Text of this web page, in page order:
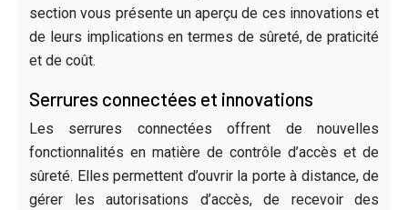
section vous présente un aperçu de ces innovations et
de leurs implications en termes de sûreté, de praticité
et de coût.
Serrures connectées et innovations
Les serrures connectées offrent de nouvelles
fonctionnalités en matière de contrôle d’accès et de
sûreté. Elles permettent d’ouvrir la porte à distance, de
gérer les autorisations d’accès, de recevoir des